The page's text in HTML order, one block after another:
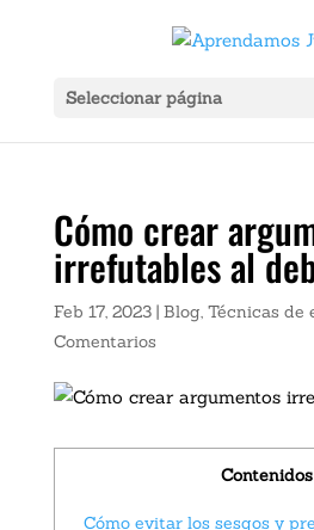
Portátil Gadnic Power Bank
Seleccionar página
Cómo crear
irrefutables al
Feb 17, 2023| Blog, Técnicas de
Comentarios
Contenidos
Cómo evitar los sesgos y